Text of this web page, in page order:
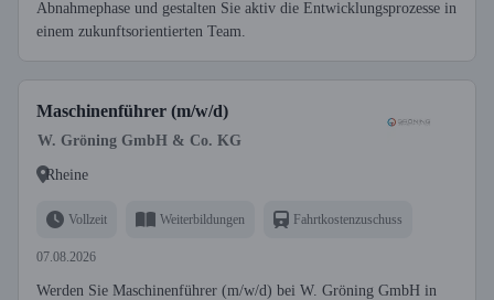
Abnahmephase und gestalten Sie aktiv die Entwicklungsprozesse in
einem zukunftsorientierten Team.
Maschinenführer (m/w/d)
W. Gröning GmbH & Co. KG
Rheine
Vollzeit Weiterbildungen Fahrtkostenzuschuss
07.08.2026
Werden Sie Maschinenführer (m/w/d) bei W. Gröning GmbH in